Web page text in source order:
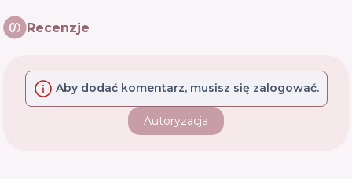
Recenzje
Aby dodać komentarz, musisz się zalogować.
Autoryzacja